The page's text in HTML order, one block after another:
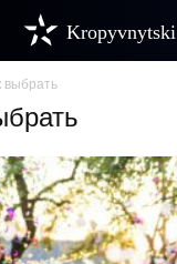
Kropyvnytski
выбрать